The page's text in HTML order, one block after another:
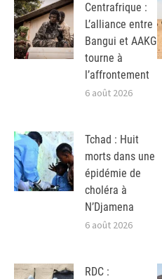
Centrafrique :
L’alliance entre
Bangui et AAKG
tourne à
l’affrontement
6 août 2026
Tchad : Huit
morts dans une
épidémie de
choléra à
N’Djamena
6 août 2026
RDC :